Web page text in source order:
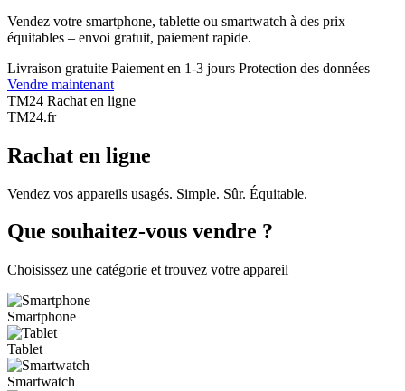
Vendez votre smartphone, tablette ou smartwatch à des prix
équitables – envoi gratuit, paiement rapide.
Livraison gratuite Paiement en 1-3 jours Protection des données
Vendre maintenant
TM24 Rachat en ligne
TM24.fr
Rachat en ligne
Vendez vos appareils usagés. Simple. Sûr. Équitable.
Que souhaitez-vous vendre ?
Choisissez une catégorie et trouvez votre appareil
Smartphone
Tablet
Smartwatch